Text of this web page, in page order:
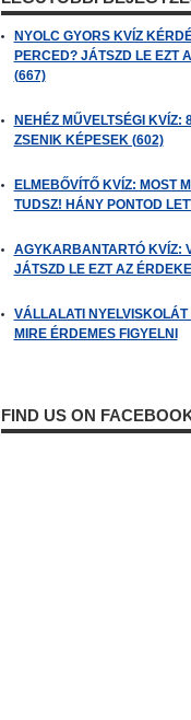
NYOLC GYORS KVÍZ
PERCED? JÁTSZD LE EZT
(667)
NEHÉZ MŰVELTSÉGI KVÍZ:
ZSENIK KÉPESEK (602)
ELMEBŐVÍTŐ KVÍZ: MOST
TUDSZ! HÁNY PONTOD
AGYKARBANTARTÓ KVÍZ:
JÁTSZD LE EZT AZ
VÁLLALATI
MIRE ÉRDEMES FIGYELNI
FIND US ON